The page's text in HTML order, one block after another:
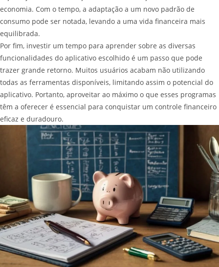
economia. Com o tempo, a adaptação a um novo padrão de
consumo pode ser notada, levando a uma vida financeira mais
equilibrada.
Por fim, investir um tempo para aprender sobre as diversas
funcionalidades do aplicativo escolhido é um passo que pode
trazer grande retorno. Muitos usuários acabam não utilizando
todas as ferramentas disponíveis, limitando assim o potencial do
aplicativo. Portanto, aproveitar ao máximo o que esses programas
têm a oferecer é essencial para conquistar um controle financeiro
eficaz e duradouro.